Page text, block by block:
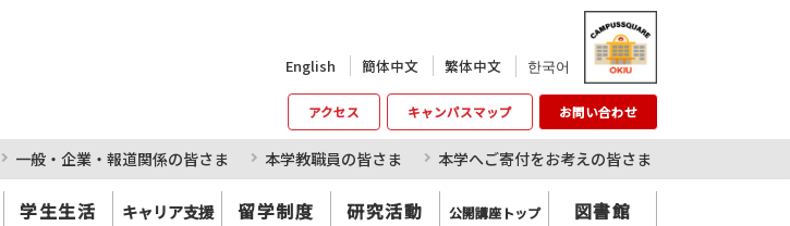
English 簡体中文 繁体中文 한국어
アクセス キャンパスマップ お問い合わせ
一般・企業・報道関係の皆さま 本学教職員の皆さま 本学へご寄付をお考えの皆さま
学生生活 キャリア支援 留学制度 研究活動 公開講座トップ 図書館